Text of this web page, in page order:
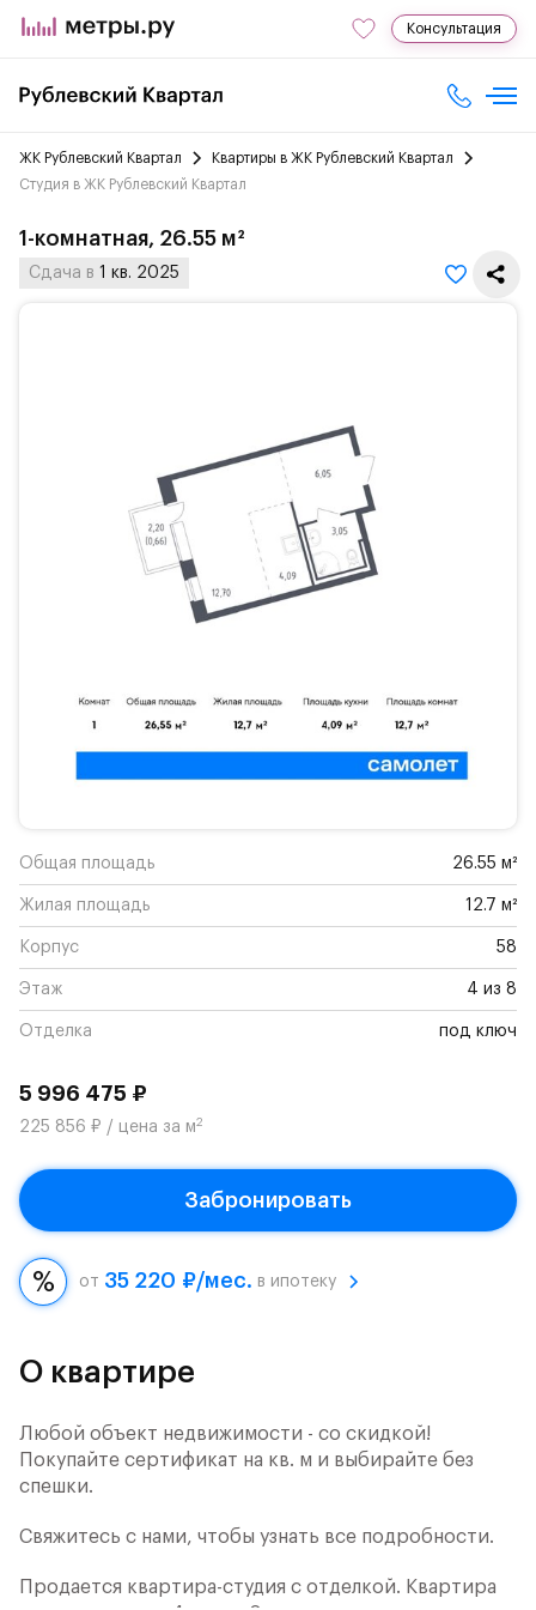
Консультация
ЖК Рублевский Квартал
Квартиры в ЖК Рублевский Квартал
Студия в ЖК Рублевский Квартал
1-комнатная, 26.55 м²
Сдача в 1 кв. 2025
Общая площадь 26.55 м²
Жилая площадь 12.7 м²
Корпус 58
Этаж 4 из 8
Отделка под ключ
5 996 475 ₽
225 856 ₽ / цена за м2
Забронировать
от 35 220 ₽/мес. в ипотеку
О квартире
Любой объект недвижимости - со скидкой!
Покупайте сертификат на кв. м и выбирайте без
спешки.
Свяжитесь с нами, чтобы узнать все подробности.
Продается квартира-студия с отделкой. Квартира